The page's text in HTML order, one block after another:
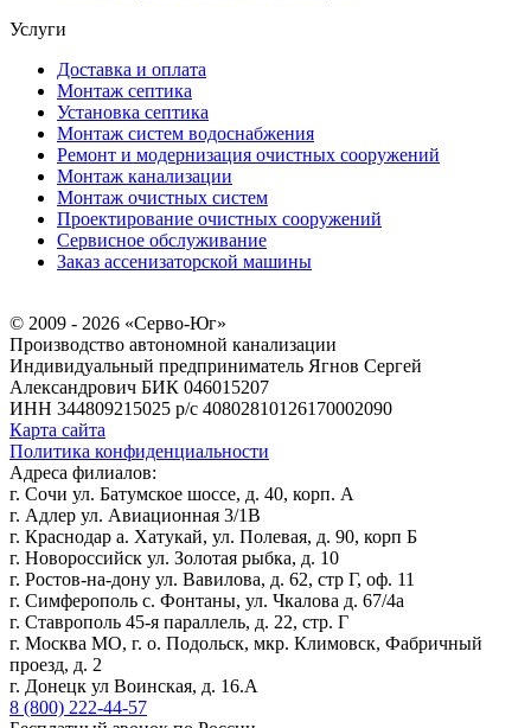
Услуги
Доставка и оплата
Монтаж септика
Установка септика
Монтаж систем водоснабжения
Ремонт и модернизация очистных сооружений
Монтаж канализации
Монтаж очистных систем
Проектирование очистных сооружений
Сервисное обслуживание
Заказ ассенизаторской машины
© 2009 - 2026 «Серво-Юг»
Производство автономной канализации
Индивидуальный предприниматель Ягнов Сергей
Александрович БИК 046015207
ИНН 344809215025 р/с 40802810126170002090
Карта сайта
Политика конфиденциальности
Адреса филиалов:
г. Сочи ул. Батумское шоссе, д. 40, корп. А
г. Адлер ул. Авиационная 3/1В
г. Краснодар а. Хатукай, ул. Полевая, д. 90, корп Б
г. Новороссийск ул. Золотая рыбка, д. 10
г. Ростов-на-дону ул. Вавилова, д. 62, стр Г, оф. 11
г. Симферополь с. Фонтаны, ул. Чкалова д. 67/4а
г. Ставрополь 45-я параллель, д. 22, стр. Г
г. Москва МО, г. о. Подольск, мкр. Климовск, Фабричный
проезд, д. 2
г. Донецк ул Воинская, д. 16.А
8 (800) 222-44-57